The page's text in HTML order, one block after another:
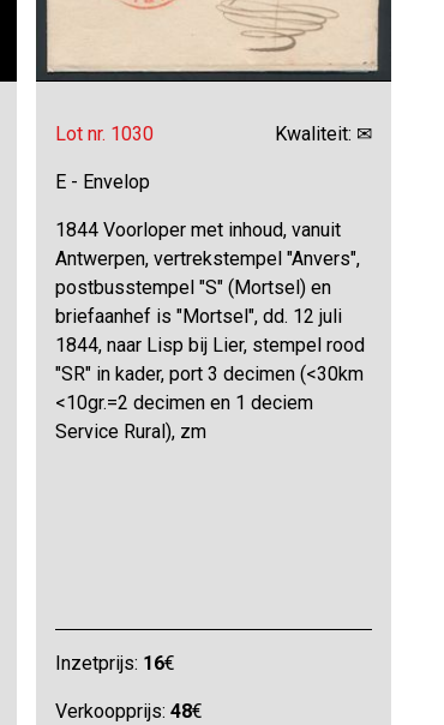
Lot nr. 1030 Kwaliteit: ✉
E - Envelop
1844 Voorloper met inhoud, vanuit
Antwerpen, vertrekstempel "Anvers",
postbusstempel "S" (Mortsel) en
briefaanhef is "Mortsel", dd. 12 juli
1844, naar Lisp bij Lier, stempel rood
"SR" in kader, port 3 decimen (<30km
<10gr.=2 decimen en 1 deciem
Service Rural), zm
Inzetprijs: 16€
Verkoopprijs:48€